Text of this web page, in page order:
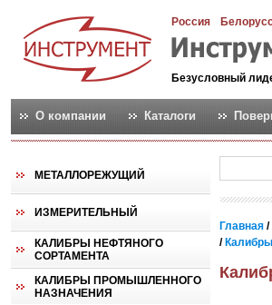
Россия
Безусловный
О компании Каталоги
МЕТАЛЛОРЕЖУЩИЙ
ИЗМЕРИТЕЛЬНЫЙ
КАЛИБРЫ НЕФТЯНОГО
СОРТАМЕНТА
КАЛИБРЫ ПРОМЫШЛЕННОГО
НАЗНАЧЕНИЯ
Главная /
/